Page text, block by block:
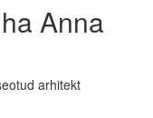
Anna
arhitekt